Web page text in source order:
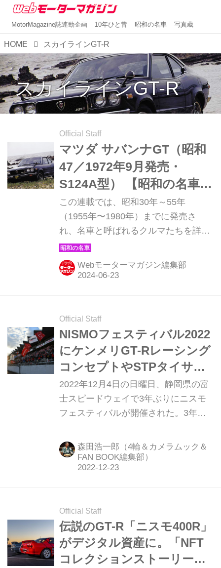
MotorMagazine誌連動企画 10年ひと昔 昭和の名車 写真蔵
HOME スカイラインGT-R
スカイラインGT-R
Official Staff
マツダ サバンナGT（昭和
47／1972年9月発売・
S124A型） 【昭和の名車・
完全版ダイジェスト070】
この連載では、昭和30年～55年
（1955年〜1980年）までに発売さ
れ、名車と呼ばれるクルマたちを詳細
に紹介しよう。その第70回目は、サー
キットでロタリーエンジンの実力の高
さを証明した、マツダ サバンナGTの
Webモーターマガジン編集部
Official Staff
NISMOフェスティバル2022
にケンメリGT-Rレーシング
コンセプトやSTPタイサン
GT-R、そして3万人の日産
ファンが集結
2022年12月4日の日曜日、静岡県の富
士スピードウェイで3年ぶりにニスモ
フェスティバルが開催された。3年振
ーサー・高橋国光氏の追悼イベントと
新型Zによる各種イベント、そして往
年の日産レーシングカーの展示や競演
森田浩一郎（4輪＆カメラムック＆
FAN BOOK編集部）
Official Staff
伝説のGT-R「ニスモ400R」
がデジタル資産に。「NFT
コレクションストーリー」